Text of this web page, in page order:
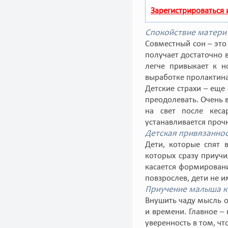
Спокойствие
Совместный сон –
получает достаточно
легче привыкает к
выработке
Детские страхи –
преодолевать.
на свет после
устанавливается
Детская
Дети, которые спят
которых сразу
касается
повзрослев, дети
Приучение малыша к
Внушить чаду мысль
и времени. Главное
уверенность в том,